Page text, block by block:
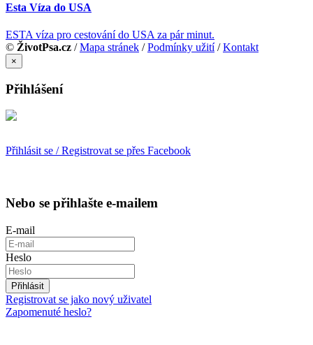
Esta Víza do USA
ESTA víza pro cestování do USA za pár minut.
© ŽivotPsa.cz /Mapa stránek /Podmínky užití/Kontakt
×
Přihlášení
Přihlásit se / Registrovat se přes Facebook
Nebo se přihlašte e-mailem
E-mail
Heslo
Přihlásit
Registrovat se jako nový uživatel
Zapomenuté heslo?